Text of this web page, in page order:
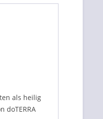
als heilig
doTERRA